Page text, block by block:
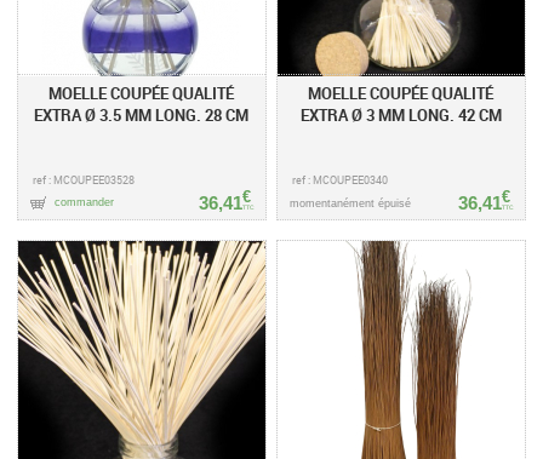
MOELLE COUPÉE QUALITÉ
EXTRA Ø 3.5 MM LONG. 28 CM
ref : MCOUPEE03528
36,41€
TTC
commander
MOELLE COUPÉE QUALITÉ
EXTRA Ø 3 MM LONG. 42 CM
ref : MCOUPEE0340
36,41€
TTC
momentanément épuisé